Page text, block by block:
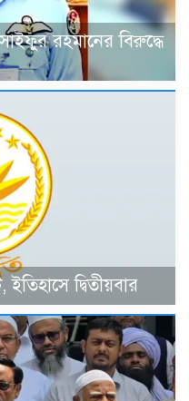
রহমানের বিরুদ্ধে
দ্বিতীয়বার